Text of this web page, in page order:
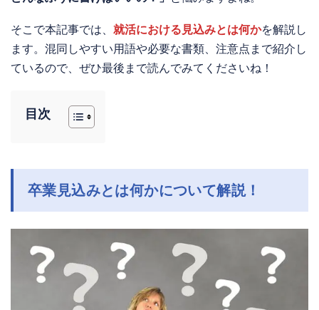
そこで本記事では、 就活における見込みとは何かを解説し
ます。混同しやすい用語や必要な書類、注意点まで紹介し
ているので、ぜひ最後まで読んでみてくださいね！
目次
卒業見込みとは何かについて解説！